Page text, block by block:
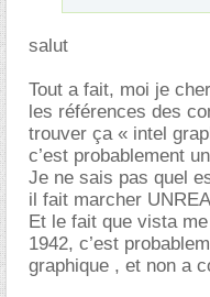
salut
Tout a fait, moi je
les références des
trouver ça « intel
c’est probablement
Je ne sais pas quel
il fait marcher
Et le fait que vista
1942, c’est
graphique , et non a